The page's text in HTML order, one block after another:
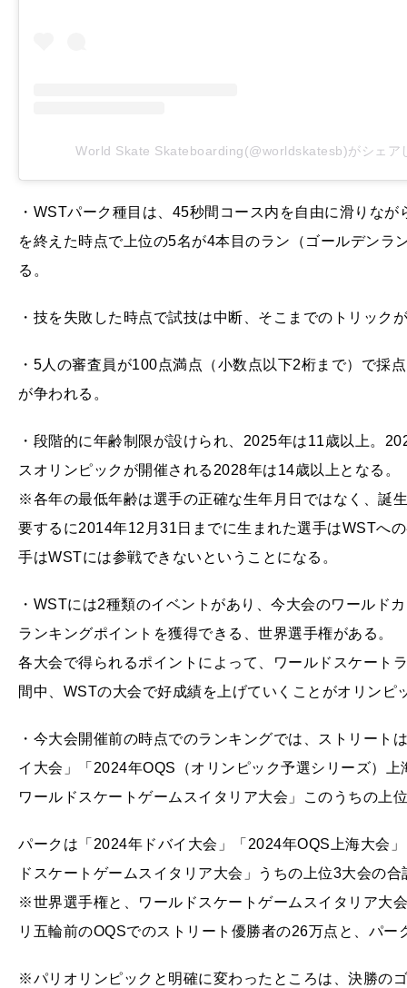
World Skate Skateboarding(@worldskatesb)がシェア
・WSTパーク種目は、45秒間コース内を自由に滑りな
を終えた時点で上位の5名が4本目のラン（ゴールデンラ
る。
・技を失敗した時点で試技は中断、そこまでのトリック
・5人の審査員が100点満点（小数点以下2桁まで）で採
が争われる。
・段階的に年齢制限が設けられ、2025年は11歳以上。
スオリンピックが開催される2028年は14歳以上となる。
※各年の最低年齢は選手の正確な生年月日ではなく、誕
要するに2014年12月31日までに生まれた選手はWSTへ
手はWSTには参戦できないということになる。
・WSTには2種類のイベントがあり、今大会のワールド
ランキングポイントを獲得できる、世界選手権がある。
各大会で得られるポイントによって、ワールドスケート
間中、WSTの大会で好成績を上げていくことがオリンピ
・今大会開催前の時点でのランキングでは、ストリー
イ大会」「2024年OQS（オリンピック予選シリーズ）
ワールドスケートゲームスイタリア大会」このうちの上
パークは「2024年ドバイ大会」「2024年OQS上海大会
ドスケートゲームスイタリア大会」うちの上位3大会の
※世界選手権と、ワールドスケートゲームスイタリア大
リ五輪前のOQSでのストリート優勝者の26万点と、パ
※パリオリンピックと明確に変わったところは、決勝の